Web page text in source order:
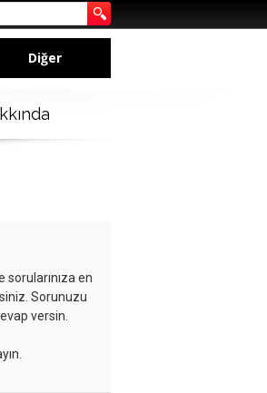
Diğer
sorularınıza en
Sorunuzu
versin.